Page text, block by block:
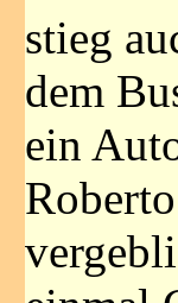
stieg
dem
ein